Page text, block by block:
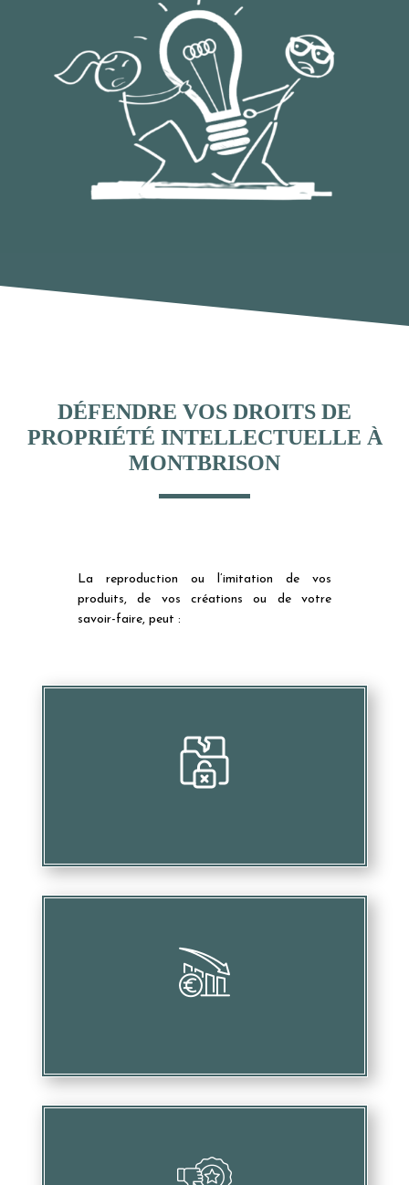
DÉFENDRE VOS DROITS DE
PROPRIÉTÉ INTELLECTUELLE À
MONTBRISON
La reproduction ou l’imitation de vos
produits, de vos créations ou de votre
savoir-faire, peut :
Compromettre vos investissements
Provoquer des pertes financières considérables